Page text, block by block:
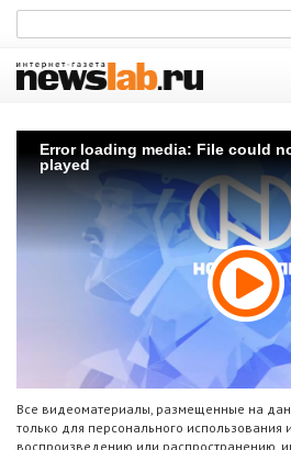
Error loading media: File could
played
Все видеоматериалы, размещенные на
только для персонального
воспроизведению или распространению,